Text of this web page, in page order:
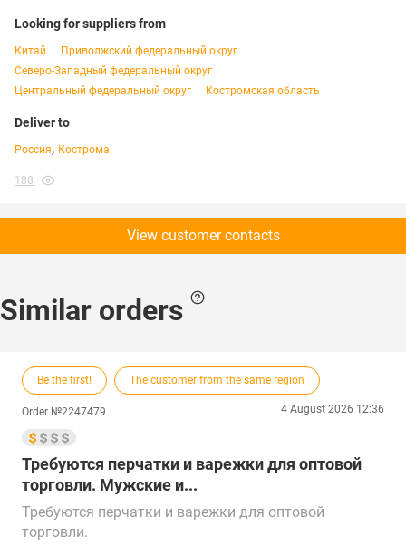
Looking for suppliers from
Китай
Приволжский федеральный округ
Северо-Западный федеральный округ
Центральный федеральный округ
Костромская область
Deliver to
Россия, Кострома
188
View customer contacts
Similar orders
Be the first! The customer from the same region
Order №2247479 4 August 2026 12:36
Требуются перчатки и варежки для оптовой
торговли. Мужские и...
Требуются перчатки и варежки для оптовой
торговли.